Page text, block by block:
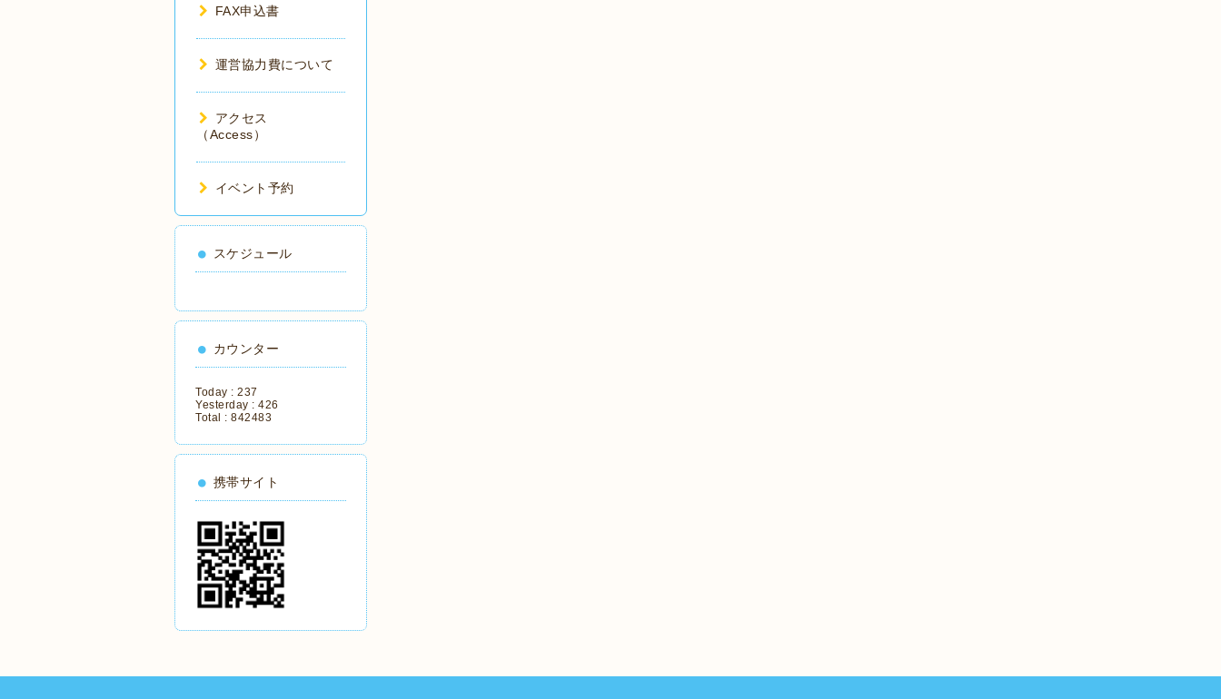
FAX申込書
運営協力費について
アクセス
（Access）
イベント予約
スケジュール
カウンター
Today : 237
Yesterday : 426
Total : 842483
携帯サイト